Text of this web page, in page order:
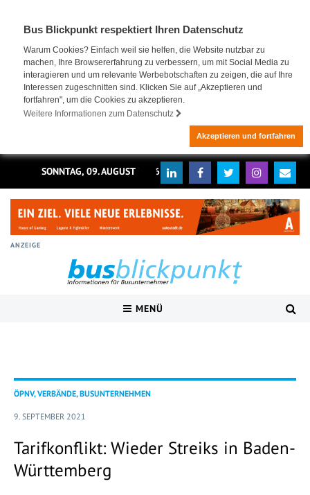
Bus Blickpunkt respektiert Ihren Datenschutz
Warum Cookies? Einfach weil sie helfen, die Website nutzbar zu
machen, Ihre Browsererfahrung zu verbessern, um mit Social Media zu
interagieren und um relevante Werbebotschaften zu zeigen, die auf Ihre
Interessen zugeschnitten sind. Klicken Sie auf „Akzeptieren und
fortfahren", um die Cookies zu akzeptieren.
Weitere Informationen zum Datenschutz
Akzeptieren und fortfahren
SONNTAG, 09. AUGUST 2026
ANZEIGE
MENÜ
ÖPNV, VERBÄNDE, BUSUNTERNEHMEN
9. SEPTEMBER 2021
Tarifkonflikt: Wieder Streiks in Baden-
Württemberg